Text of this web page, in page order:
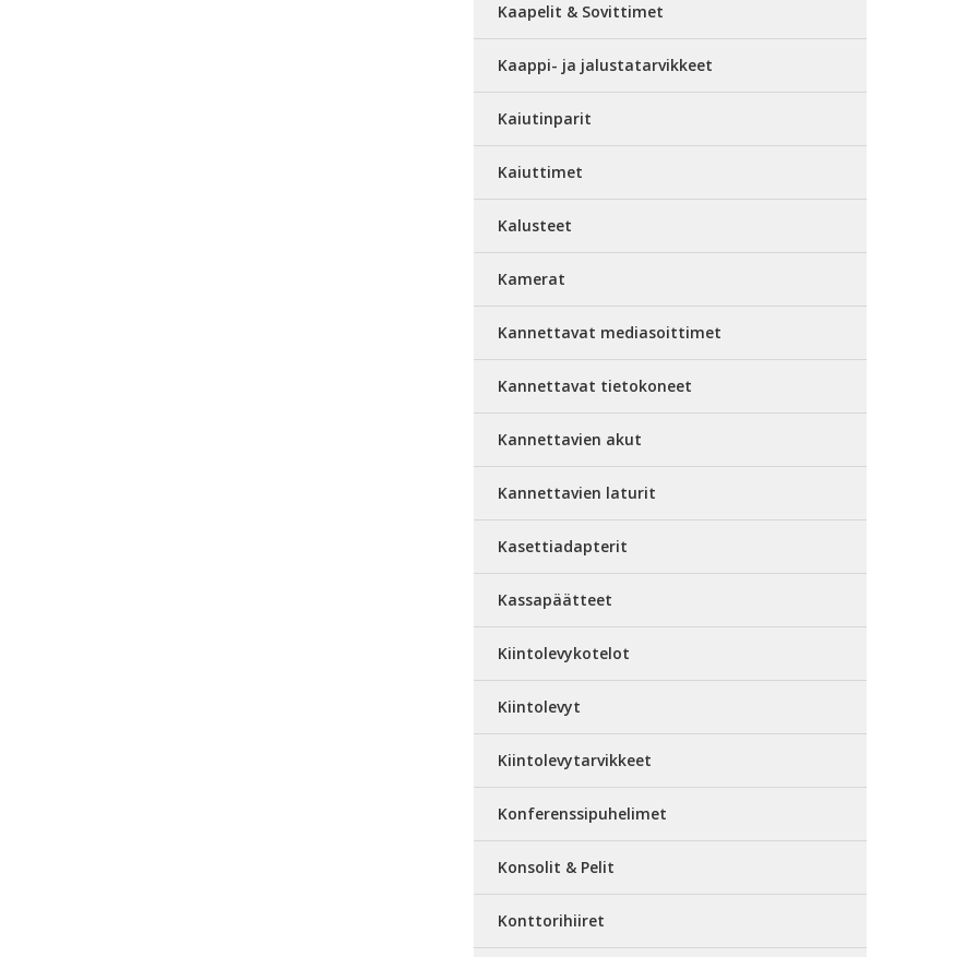
Kaapelit & Sovittimet
Kaappi- ja jalustatarvikkeet
Kaiutinparit
Kaiuttimet
Kalusteet
Kamerat
Kannettavat mediasoittimet
Kannettavat tietokoneet
Kannettavien akut
Kannettavien laturit
Kasettiadapterit
Kassapäätteet
Kiintolevykotelot
Kiintolevyt
Kiintolevytarvikkeet
Konferenssipuhelimet
Konsolit & Pelit
Konttorihiiret